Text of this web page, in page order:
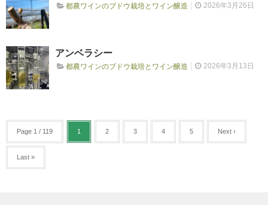
都農ワインのブドウ栽培とワイン醸造 2026年3月26日
アンベラシー
都農ワインのブドウ栽培とワイン醸造 2026年3月13日
Page 1 / 119 1 2 3 4 5 Next ›
Last »